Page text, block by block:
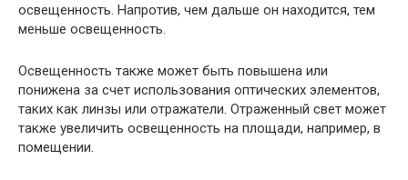
освещенность. Напротив, чем дальше он находится, тем
меньше освещенность.
Освещенность также может быть повышена или
понижена за счет использования оптических элементов,
таких как линзы или отражатели. Отраженный свет может
также увеличить освещенность на площади, например, в
помещении.